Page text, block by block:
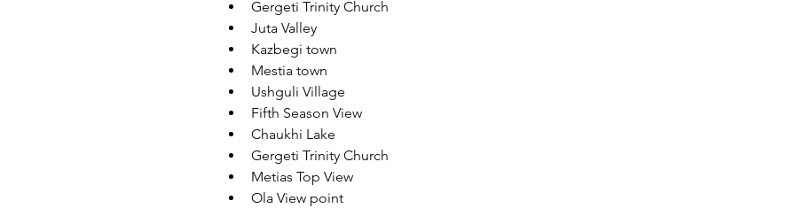
Gergeti Trinity Church
Juta Valley
Kazbegi town
Mestia town
Ushguli Village
Fifth Season View
Chaukhi Lake
Gergeti Trinity Church
Metias Top View
Ola View point